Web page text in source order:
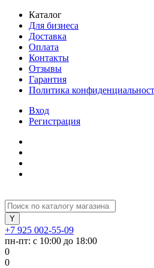
Каталог
Для бизнеса
Доставка
Оплата
Контакты
Отзывы
Гарантия
Политика
Вход
Регистрация
+7 925 002-55-09
пн-пт: с 10:00 до 18:00
0
0